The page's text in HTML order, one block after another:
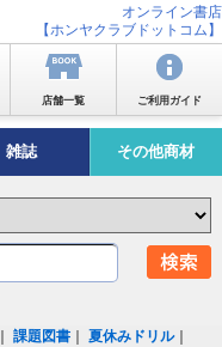
オンライン書店
【ホンヤクラブドットコム】
店舗一覧 ご利用ガイド
雑誌 その他商材
｜課題図書 ｜夏休みドリル｜